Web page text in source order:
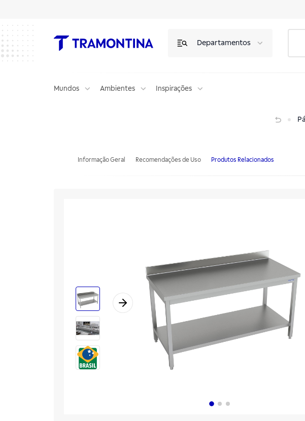
Departamentos
Mundos Ambientes Inspirações
Informação Geral Recomendações de Uso Produtos Relacionados